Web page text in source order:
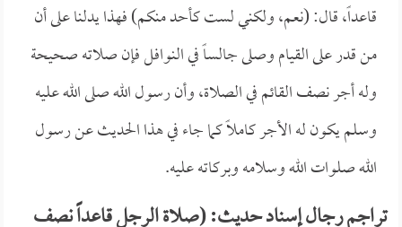
قاعداً، قال: (نعم، ولكني لست كأحد منكم) فهذا يدلنا على أن
من قدر على القيام وصلى جالساً في النوافل فإن صلاته صحيحة
وله أجر نصف القائم في الصلاة، وأن رسول الله صلى الله عليه
وسلم يكون له الأجر كاملاً كما جاء في هذا الحديث عن رسول
الله صلوات الله وسلامه وبركاته عليه.
تراجم رجال إسناد حديث: (صلاة الرجل قاعداً نصف